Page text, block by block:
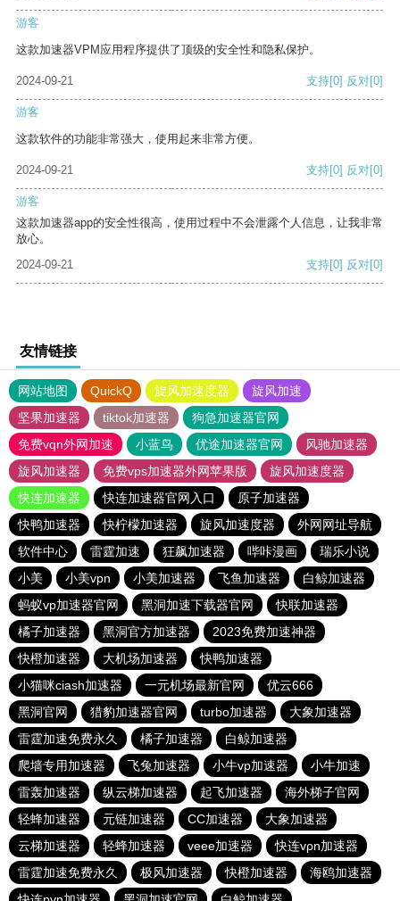
游客
这款加速器VPM应用程序提供了顶级的安全性和隐私保护。
2024-09-21 支持[0] 反对[0]
游客
这款软件的功能非常强大，使用起来非常方便。
2024-09-21 支持[0] 反对[0]
游客
这款加速器app的安全性很高，使用过程中不会泄露个人信息，让我非常
放心。
2024-09-21
支持[0] 反对[0]
友情链接
网站地图 QuickQ 旋风加速度器
旋风加速
坚果加速器
tiktok加速器
狗急加速器官网
免费vqn外网加速
小蓝鸟 优途加速器官网
风驰加速器
旋风加速器
免费vps加速器外网苹果版
旋风加速度器
快连加速器
快连加速器官网入口
原子加速器
快鸭加速器
快柠檬加速器 旋风加速度器
外网网址导航
软件中心
雷霆加速 狂飙加速器 哔咔漫画
瑞乐小说
小美
小美vpn 小美加速器 飞鱼加速器
白鲸加速器
蚂蚁vp加速器官网
黑洞加速下载器官网
快联加速器
橘子加速器
黑洞官方加速器
2023免费加速神器
快橙加速器
大机场加速器
快鸭加速器
小猫咪ciash加速器
一元机场最新官网
优云666
黑洞官网
猎豹加速器官网 turbo加速器
大象加速器
雷霆加速免费永久
橘子加速器
白鲸加速器
爬墙专用加速器
飞兔加速器 小牛vp加速器
小牛加速
雷轰加速器
纵云梯加速器 起飞加速器
海外梯子官网
轻蜂加速器
元链加速器 CC加速器
大象加速器
云梯加速器
轻蜂加速器 veee加速器
快连vρn加速器
雷霆加速免费永久
极风加速器 快橙加速器
海鸥加速器